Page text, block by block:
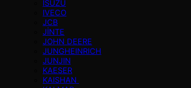
ISUZU
IVECO
JCB
JİNTE
JOHN DEERE
JUNGHEINRICH
JUNJIN
KAESER
KAISHAN